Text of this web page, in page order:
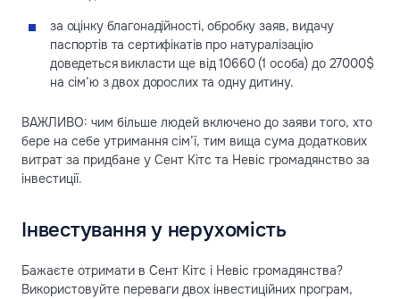
за оцінку благонадійності, обробку заяв, видачу
паспортів та сертифікатів про натуралізацію
доведеться викласти ще від 10660 (1 особа) до 27000$
на сім’ю з двох дорослих та одну дитину.
ВАЖЛИВО: чим більше людей включено до заяви того, хто
бере на себе утримання сім’ї, тим вища сума додаткових
витрат за придбане у Сент Кітс та Невіс громадянство за
інвестиції.
Інвестування у нерухомість
Бажаєте отримати в Сент Кітс і Невіс громадянства?
Використовуйте переваги двох інвестиційних програм,